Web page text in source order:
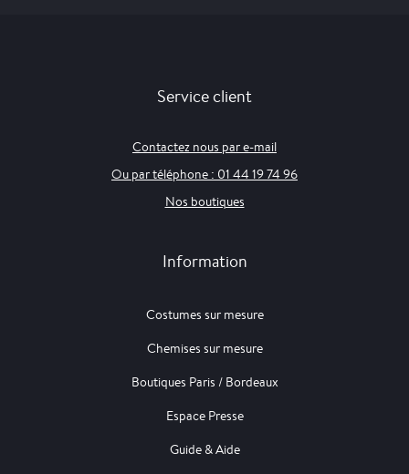
Service client
Contactez nous par e-mail
Ou par téléphone : 01 44 19 74 96
Nos boutiques
Information
Costumes sur mesure
Chemises sur mesure
Boutiques Paris / Bordeaux
Espace Presse
Guide & Aide